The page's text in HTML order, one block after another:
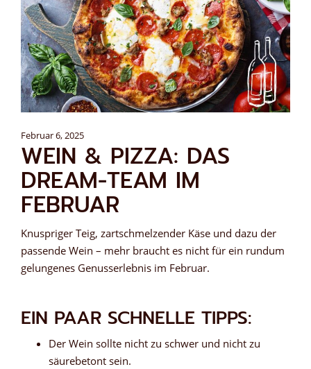
Februar 6, 2025
WEIN & PIZZA: DAS
DREAM-TEAM IM
FEBRUAR
Knuspriger Teig, zartschmelzender Käse und dazu der
passende Wein – mehr braucht es nicht für ein rundum
gelungenes Genusserlebnis im Februar.
EIN PAAR SCHNELLE TIPPS:
Der Wein sollte nicht zu schwer und nicht zu
säurebetont sein.